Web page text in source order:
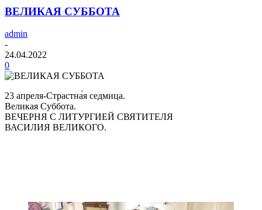
ВЕЛИКАЯ СУББОТА
admin
-
24.04.2022
0
23 апреля-Страстна́я седмица.
Великая Суббота.
ВЕЧЕРНЯ С ЛИТУРГИЕЙ СВЯТИТЕЛЯ
ВАСИЛИЯ ВЕЛИКОГО.